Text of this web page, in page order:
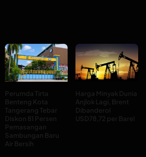
Perumda Tirta
Benteng Kota
Tangerang Tebar
Diskon 81 Persen
Pemasangan
Sambungan Baru
Air Bersih
Harga Minyak Dunia
Anjlok Lagi, Brent
Dibanderol
USD78,72 per Barel